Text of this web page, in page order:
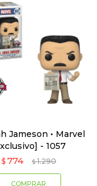
Jameson • Marvel
- 1057
$ 774 $ 1.290